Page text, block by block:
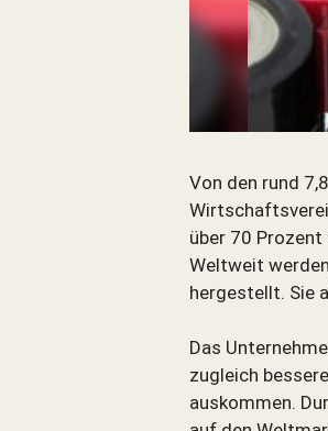
Von den rund
über 70 Prozent
Weltweit
hergestellt. Sie
Das
zugleich
auskommen.